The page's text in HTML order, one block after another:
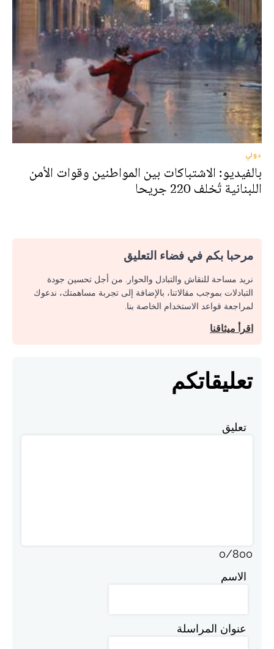
دولي
بالفيديو: الاشتباكات بين المواطنين وقوات الأمن
اللبنانية تُخلف 220 جريحا
مرحبا بكم في فضاء التعليق
نريد مساحة للنقاش والتبادل والحوار. من أجل تحسين جودة
التبادلات بموجب مقالاتنا، بالإضافة إلى تجربة مساهمتك، ندعوك
لمراجعة قواعد الاستخدام الخاصة بنا.
اقرأ ميثاقنا
تعليقاتكم
تعليق
0/800
الاسم
عنوان المراسلة